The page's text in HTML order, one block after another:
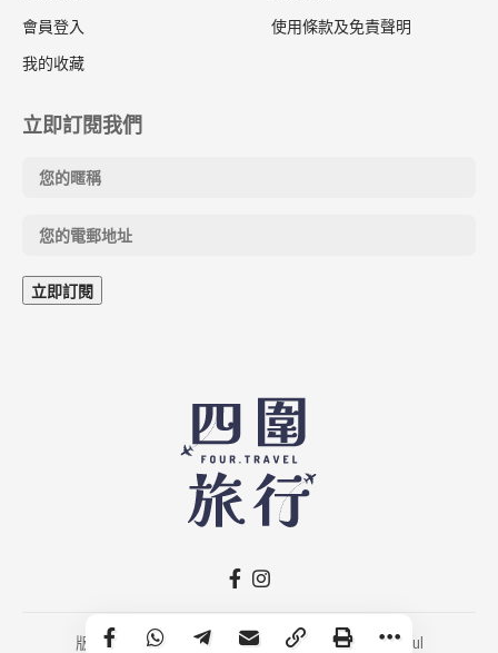
會員登入
我的收藏
使用條款及免責聲明
立即訂閱我們
版權所有 © 2026 FOUR.TRAVEL｜Developed byFruitful